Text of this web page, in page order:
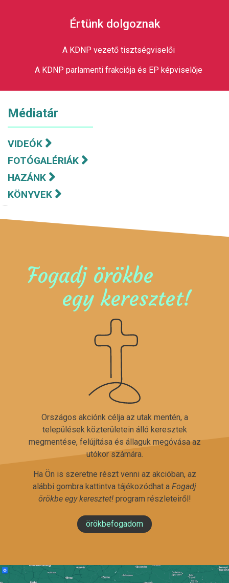
Értünk dolgoznak
A KDNP vezető tisztségviselői
A KDNP parlamenti frakciója és EP képviselője
Médiatár
VIDEÓK
FOTÓGALÉRIÁK
HAZÁNK
KÖNYVEK
Fogadj örökbe
egy keresztet!
Országos akciónk célja az utak mentén, a
települések közterületein álló keresztek
megmentése, felújítása és állaguk megóvása az
utókor számára.
Ha Ön is szeretne részt venni az akcióban, az
alábbi gombra kattintva tájékozódhat a Fogadj
örökbe egy keresztet!program részleteiről!
örökbefogadom